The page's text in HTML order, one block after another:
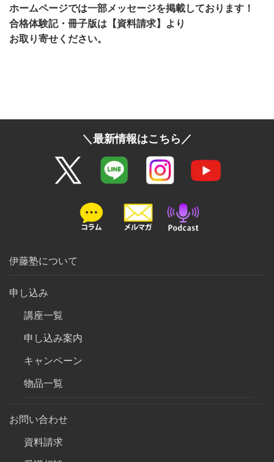
ホームページでは一部メッセージを掲載しております！
合格体験記・冊子版は【資料請求】より
お取り寄せください。
＼最新情報はこちら／
伊藤塾について
申し込み
講座一覧
申し込み案内
キャンペーン
物品一覧
お問い合わせ
資料請求